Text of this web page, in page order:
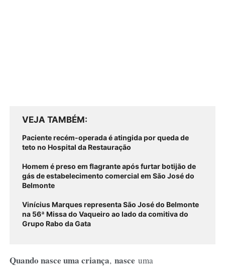
VEJA TAMBÉM
Paciente recém-operada é atingida por queda de
teto no Hospital da Restauração
Homem é preso em flagrante após furtar botijão de
gás de estabelecimento comercial em São José do
Belmonte
Vinícius Marques representa São José do Belmonte
na 56ª Missa do Vaqueiro ao lado da comitiva do
Grupo Rabo da Gata
Quando nasce uma criança,nasce uma